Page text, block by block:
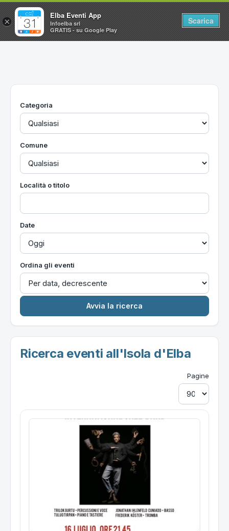
Home
Utilità
Categoria
Comune
Località o titolo
Date
Ordina gli eventi
Ricerca eventi all'Isola d'Elba
Pagine
×
Elba Eventi App
Infoelba srl
GRATIS - su Google Play
Scarica